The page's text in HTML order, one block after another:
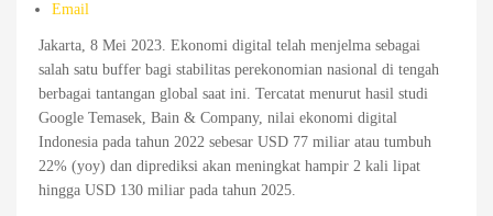
Email
Jakarta, 8 Mei 2023. Ekonomi digital telah menjelma sebagai
salah satu buffer bagi stabilitas perekonomian nasional di tengah
berbagai tantangan global saat ini. Tercatat menurut hasil studi
Google Temasek, Bain & Company, nilai ekonomi digital
Indonesia pada tahun 2022 sebesar USD 77 miliar atau tumbuh
22% (yoy) dan diprediksi akan meningkat hampir 2 kali lipat
hingga USD 130 miliar pada tahun 2025.